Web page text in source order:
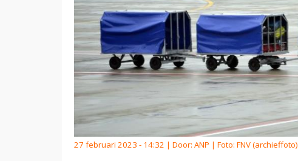
27 februari 2023 - 14:32 | Door: ANP | Foto: FNV (archieffoto)